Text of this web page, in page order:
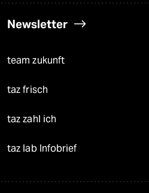
Newsletter
team zukunft
taz frisch
taz zahl ich
taz lab Infobrief